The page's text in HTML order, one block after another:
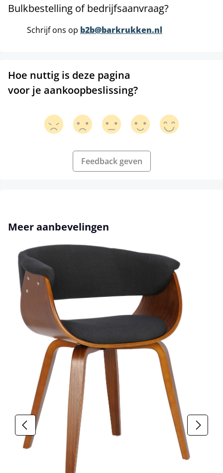
Bulkbestelling of bedrijfsaanvraag?
Schrijf ons op b2b@barkrukken.nl
Hoe nuttig is deze pagina
voor je aankoopbeslissing?
Feedback geven
Productgalerij overslaan
Meer aanbevelingen